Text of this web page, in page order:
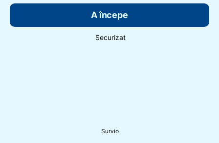
A începe
Securizat
Survio